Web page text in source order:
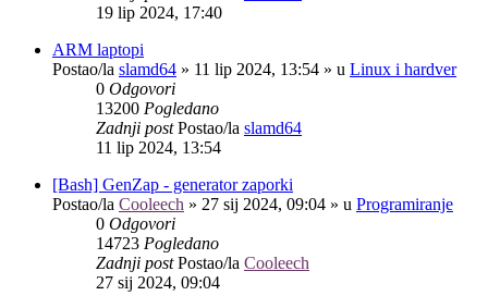
19 lip 2024, 17:40
ARM laptopi
Postao/la slamd64 » 11 lip 2024, 13:54 » u Linux i hardver
0 Odgovori
13200 Pogledano
Zadnji postPostao/la slamd64
11 lip 2024, 13:54
[Bash] GenZap - generator zaporki
Postao/la Cooleech » 27 sij 2024, 09:04 » u Programiranje
0 Odgovori
14723 Pogledano
Zadnji postPostao/la Cooleech
27 sij 2024, 09:04